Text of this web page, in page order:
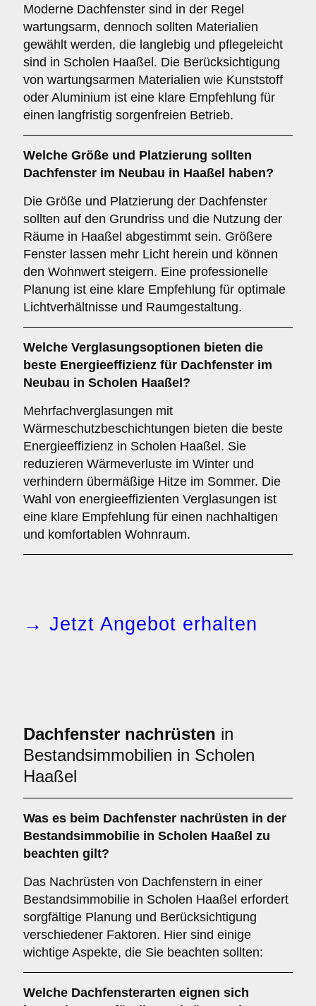
Moderne Dachfenster sind in der Regel
wartungsarm, dennoch sollten Materialien
gewählt werden, die langlebig und pflegeleicht
sind in Scholen Haaßel. Die Berücksichtigung
von wartungsarmen Materialien wie Kunststoff
oder Aluminium ist eine klare Empfehlung für
einen langfristig sorgenfreien Betrieb.
Welche Größe und Platzierung sollten
Dachfenster im Neubau in Haaßel haben?
Die Größe und Platzierung der Dachfenster
sollten auf den Grundriss und die Nutzung der
Räume in Haaßel abgestimmt sein. Größere
Fenster lassen mehr Licht herein und können
den Wohnwert steigern. Eine professionelle
Planung ist eine klare Empfehlung für optimale
Lichtverhältnisse und Raumgestaltung.
Welche Verglasungsoptionen bieten die
beste Energieeffizienz für Dachfenster im
Neubau in Scholen Haaßel?
Mehrfachverglasungen mit
Wärmeschutzbeschichtungen bieten die beste
Energieeffizienz in Scholen Haaßel. Sie
reduzieren Wärmeverluste im Winter und
verhindern übermäßige Hitze im Sommer. Die
Wahl von energieeffizienten Verglasungen ist
eine klare Empfehlung für einen nachhaltigen
und komfortablen Wohnraum.
→ Jetzt Angebot erhalten
Dachfenster nachrüsten in
Bestandsimmobilien in Scholen
Haaßel
Was es beim Dachfenster nachrüsten in der
Bestandsimmobilie in Scholen Haaßel zu
beachten gilt?
Das Nachrüsten von Dachfenstern in einer
Bestandsimmobilie in Scholen Haaßel erfordert
sorgfältige Planung und Berücksichtigung
verschiedener Faktoren. Hier sind einige
wichtige Aspekte, die Sie beachten sollten:
Welche Dachfensterarten eignen sich